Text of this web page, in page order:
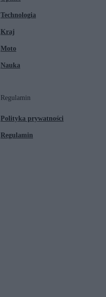
Technologia
Kraj
Moto
Nauka
Regulamin
Polityka prywatności
Regulamin